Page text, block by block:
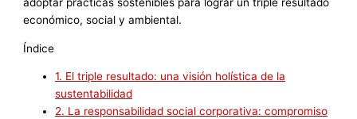
económico, social y ambiental.
Índice
1. El triple resultado: una visión holística de la
sustentabilidad
2. La responsabilidad social corporativa: compromiso